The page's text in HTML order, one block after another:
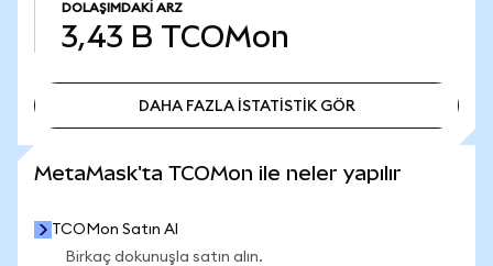
DOLAŞIMDAKI ARZ
3,43 B TCOMon
DAHA FAZLA İSTATİSTİK GÖR
MetaMask'ta TCOMon ile neler yapılır
TCOMon Satın Al
Birkaç dokunuşla satın alın.